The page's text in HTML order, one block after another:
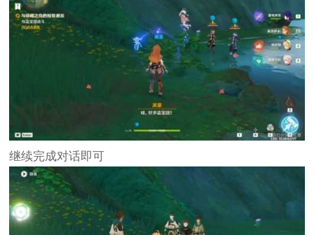
继续完成对话即可